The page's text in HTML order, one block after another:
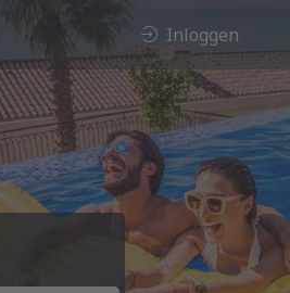
Inloggen